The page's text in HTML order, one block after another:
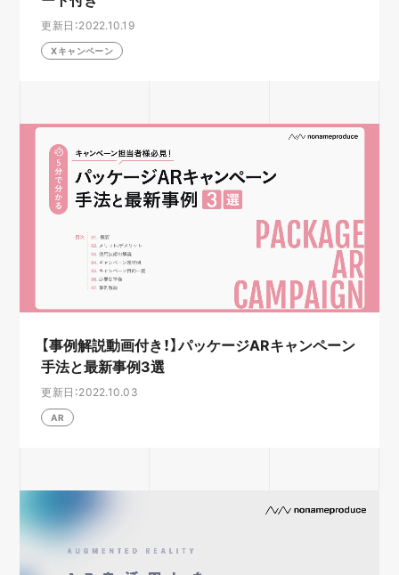
更新日：2022.10.19
Xキャンペーン
【事例解説動画付き！】パッケージARキャンペーン
手法と最新事例3選
更新日：2022.10.03
AR